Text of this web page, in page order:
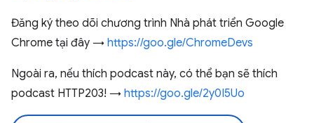
Đăng ký theo dõi chương trình Nhà phát triển Google
Chrome tại đây → https://goo.gle/ChromeDevs
Ngoài ra, nếu thích podcast này, có thể bạn sẽ thích
podcast HTTP203! → https://goo.gle/2y0I5Uo